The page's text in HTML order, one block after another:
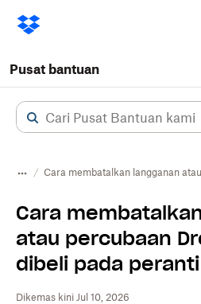
Pusat bantuan
Cara membatalkan langganan
Cara
atau percubaan
dibeli pada
Dikemas kini Jul 10, 2026